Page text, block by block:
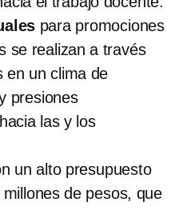
para promociones
se realizan a través
en un clima de
presiones
las y los
un alto presupuesto
de pesos, que